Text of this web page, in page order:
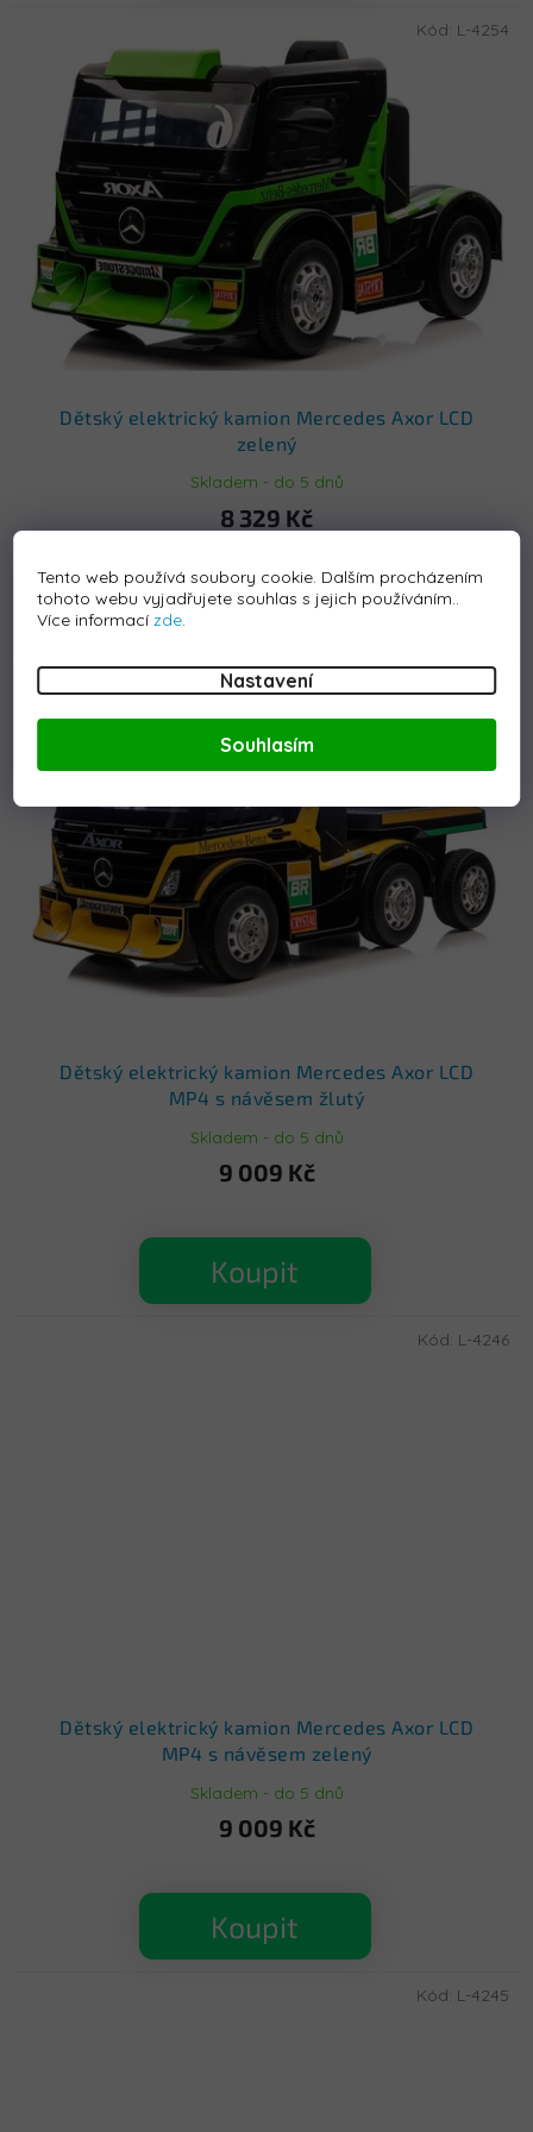
Tento web používá soubory cookie. Dalším procházením
tohoto webu vyjadřujete souhlas s jejich používáním..
Více informací zde
Nastavení
Souhlasím
Dětský elektrický kamion Mercedes Axor LCD
zelený
Skladem - do 5 dnů
8 329 Kč
Koupit
Kód: L-4254
Dětský elektrický kamion Mercedes Axor LCD
MP4 s návěsem žlutý
Skladem - do 5 dnů
9 009 Kč
Koupit
L-4247
Dětský elektrický kamion Mercedes Axor LCD
MP4 s návěsem zelený
Skladem - do 5 dnů
9 009 Kč
Koupit
Kód: L-4246
Kód: L-4245